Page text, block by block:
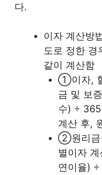
다.
이자 계산방
도로 정한 경
같이 계산함
①이자,
금 및 보
수) ÷
계산 후,
②원리금
별이자
연이율) ÷